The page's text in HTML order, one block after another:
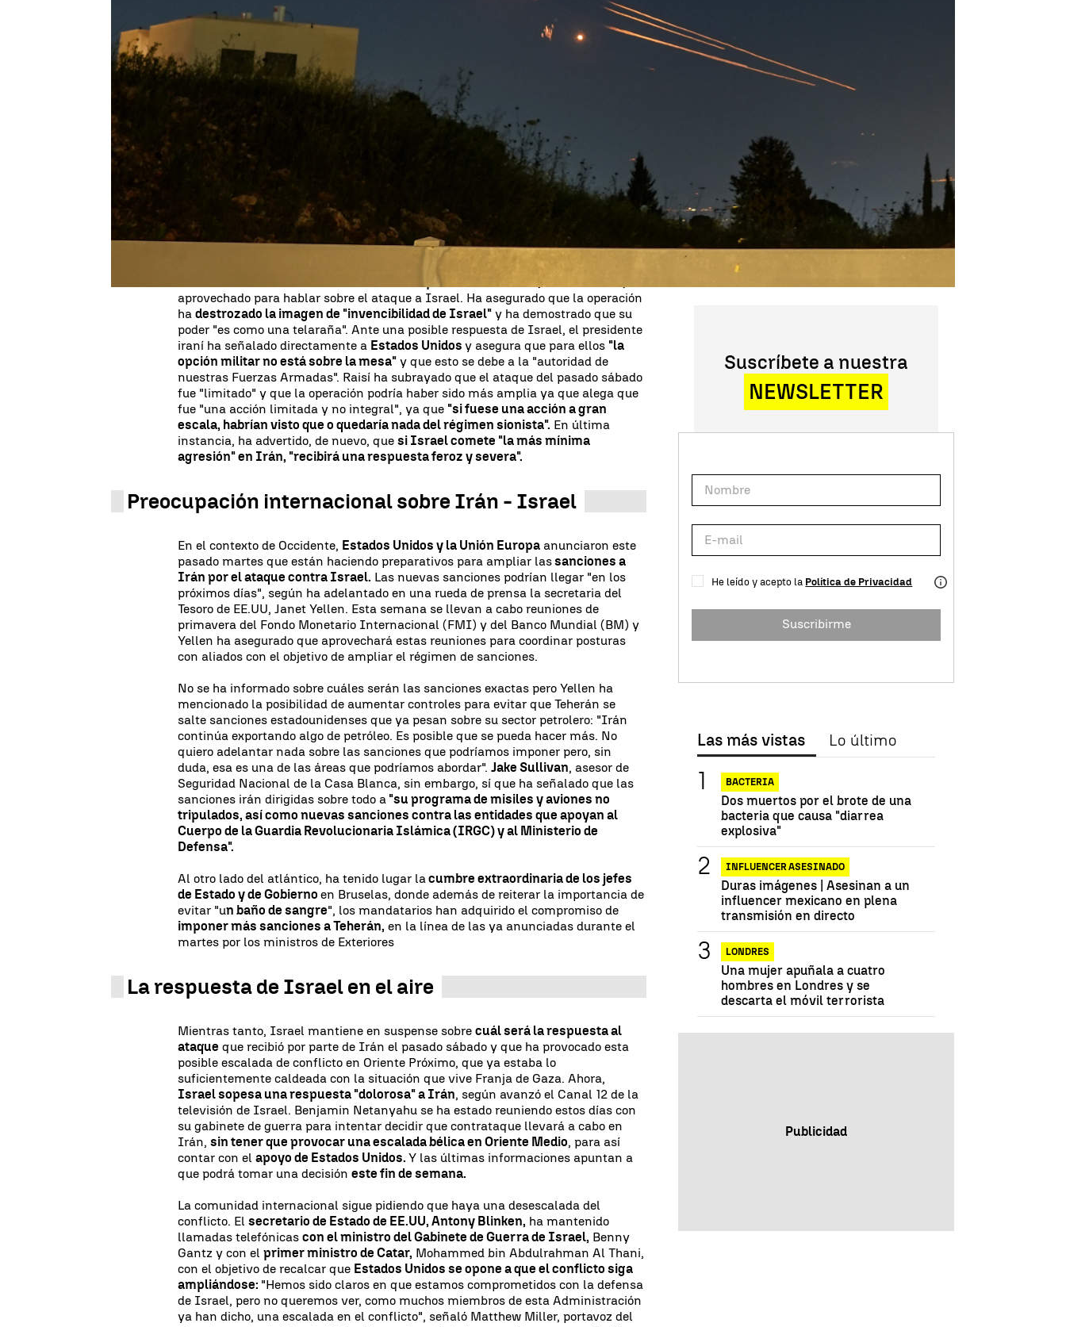
Estela C. Martínez
Actualizado:
17 de abril de 2024, 22:57
Publicado: 17 de abril de 2024, 09:07
La respiración sigue contenida en el mundo entero mientras que Irán e Israel se
intercambian amenazas
el pasado martes advirtió a Israel y sus aliados
si "cruzan la línea", "cortarían piernas"
y, además, advierten que si el país
hebreo responde de forma contundente, el
de ellos seríaen
"segundos" y "con armas no usadas hasta ahora"
. Una tensión que sigue
creciendo pese a las reiteradas peticiones de la comunidad internacional
se contribuya a una
desescaladade la situación.
Irán ha celebrado este miércoles el Día Nacional del Ejército, donde ha exhibido a
presidente de Irán,Ebrahim Raisí, ha
aprovechado para hablar sobre el ataque a Israel. Ha asegurado que la operación
hadestrozado la imagen de "invencibilidad de Israel" y ha demostrado que su
poder "es como una telaraña". Ante una posible respuesta de Israel, el presidente
iraní ha señalado directamente a Estados Unidosy asegura que para ellos "la
opción militar no está sobre la mesa" y que esto se debe a la "autoridad de
nuestras Fuerzas Armadas". Raisí ha subrayado que el ataque del pasado sábado
fue "limitado" y que la operación podría haber sido más amplia ya que alega que
fue "una acción limitada y no integral", ya que "si fuese una acción a gran
escala, habrían visto que o quedaría nada del régimen sionista". En última
instancia, ha advertido, de nuevo, quesi Israel comete "la más mínima
agresión" en Irán, "recibirá una respuesta feroz y severa".
Preocupación internacional sobre Irán - Israel
En el contexto de Occidente, Estados Unidos y la Unión Europa anunciaron este
pasado martes que están haciendo preparativos para ampliar lassanciones a
Irán por el ataque contra Israel. Las nuevas sanciones podrían llegar "en los
próximos días", según ha adelantado en una rueda de prensa la secretaria del
Tesoro de EE.UU, Janet Yellen. Esta semana se llevan a cabo reuniones de
primavera del Fondo Monetario Internacional (FMI) y del Banco Mundial (BM) y
Yellen ha asegurado que aprovechará estas reuniones para coordinar posturas
con aliados con el objetivo de ampliar el régimen de sanciones.
No se ha informado sobre cuáles serán las sanciones exactas pero Yellen ha
mencionado la posibilidad de aumentar controles para evitar que Teherán se
salte sanciones estadounidenses que ya pesan sobre su sector petrolero: "Irán
continúa exportando algo de petróleo. Es posible que se pueda hacer más. No
quiero adelantar nada sobre las sanciones que podríamos imponer pero, sin
duda, esa es una de las áreas que podríamos abordar".Jake Sullivan, asesor de
Seguridad Nacional de la Casa Blanca, sin embargo, sí que ha señalado que las
sanciones irán dirigidas sobre todo a "su programa de misiles y aviones no
tripulados, así como nuevas sanciones contra las entidades que apoyan al
Cuerpo de la Guardia Revolucionaria Islámica (IRGC) y al Ministerio de
Defensa".
Al otro lado del atlántico, ha tenido lugar lacumbre extraordinaria de los jefes
de Estado y de Gobiernoen Bruselas, donde además de reiterar la importancia de
evitar "un baño de sangre", los mandatarios han adquirido el compromiso de
imponer más sanciones a Teherán, en la línea de las ya anunciadas durante el
martes por los ministros de Exteriores
La respuesta de Israel en el aire
Mientras tanto, Israel mantiene en suspense sobrecuál será la respuesta al
ataque que recibió por parte de Irán el pasado sábado y que ha provocado esta
posible escalada de conflicto en Oriente Próximo, que ya estaba lo
suficientemente caldeada con la situación que vive Franja de Gaza. Ahora,
Israel sopesa una respuesta "dolorosa" a Irán, según avanzó el Canal 12 de la
televisión de Israel. Benjamin Netanyahu se ha estado reuniendo estos días con
su gabinete de guerra para intentar decidir que contrataque llevará a cabo en
Irán,sin tener que provocar una escalada bélica en Oriente Medio, para así
contar con elapoyo de Estados Unidos.Y las últimas informaciones apuntan a
que podrá tomar una decisióneste fin de semana.
La comunidad internacional sigue pidiendo que haya una desescalada del
conflicto. Elsecretario de Estado de EE.UU, Antony Blinken, ha mantenido
llamadas telefónicascon el ministro del Gabinete de Guerra de Israel, Benny
Gantz y con elprimer ministro de Catar, Mohammed bin Abdulrahman Al Thani,
con el objetivo de recalcar que Estados Unidos se opone a que el conflicto siga
ampliándose: "Hemos sido claros en que estamos comprometidos con la defensa
de Israel, pero no queremos ver, como muchos miembros de esta Administración
ya han dicho, una escalada en el conflicto", señaló Matthew Miller, portavoz del
Suscríbete a nuestra
NEWSLETTER
He leído y acepto la Política de Privacidad
Suscribirme
Las más vistas Lo último
BACTERIA
Dos muertos por el brote de una
bacteria que causa "diarrea
explosiva"
INFLUENCER ASESINADO
Duras imágenes | Asesinan a un
influencer mexicano en plena
transmisión en directo
LONDRES
Una mujer apuñala a cuatro
hombres en Londres y se
descarta el móvil terrorista